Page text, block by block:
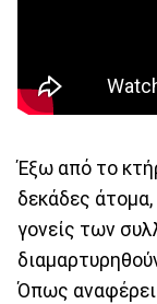
Έξω από το
δεκάδες
γονείς των
Όπως αναφέρει